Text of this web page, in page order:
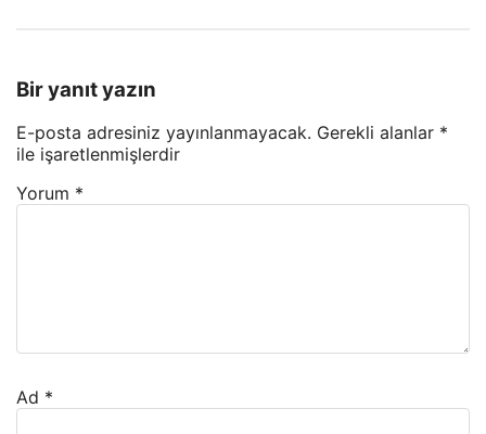
Bir yanıt yazın
E-posta adresiniz yayınlanmayacak. Gerekli alanlar *
ile işaretlenmişlerdir
Yorum *
Ad *